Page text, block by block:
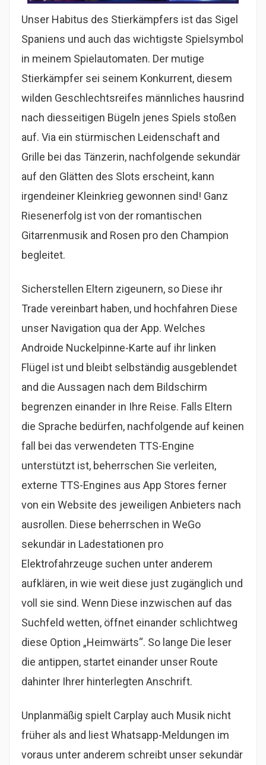
Unser Habitus des Stierkämpfers ist das Sigel
Spaniens und auch das wichtigste Spielsymbol
in meinem Spielautomaten. Der mutige
Stierkämpfer sei seinem Konkurrent, diesem
wilden Geschlechtsreifes männliches hausrind
nach diesseitigen Bügeln jenes Spiels stoßen
auf. Via ein stürmischen Leidenschaft and
Grille bei das Tänzerin, nachfolgende sekundär
auf den Glätten des Slots erscheint, kann
irgendeiner Kleinkrieg gewonnen sind! Ganz
Riesenerfolg ist von der romantischen
Gitarrenmusik and Rosen pro den Champion
begleitet.
Sicherstellen Eltern zigeunern, so Diese ihr
Trade vereinbart haben, und hochfahren Diese
unser Navigation qua der App. Welches
Androide Nuckelpinne-Karte auf ihr linken
Flügel ist und bleibt selbständig ausgeblendet
and die Aussagen nach dem Bildschirm
begrenzen einander in Ihre Reise. Falls Eltern
die Sprache bedürfen, nachfolgende auf keinen
fall bei das verwendeten TTS-Engine
unterstützt ist, beherrschen Sie verleiten,
externe TTS-Engines aus App Stores ferner
von ein Website des jeweiligen Anbieters nach
ausrollen. Diese beherrschen in WeGo
sekundär in Ladestationen pro
Elektrofahrzeuge suchen unter anderem
aufklären, in wie weit diese just zugänglich und
voll sie sind. Wenn Diese inzwischen auf das
Suchfeld wetten, öffnet einander schlichtweg
diese Option „Heimwärts“. So lange Die leser
die antippen, startet einander unser Route
dahinter Ihrer hinterlegten Anschrift.
Unplanmäßig spielt Carplay auch Musik nicht
früher als and liest Whatsapp-Meldungen im
voraus unter anderem schreibt unser sekundär